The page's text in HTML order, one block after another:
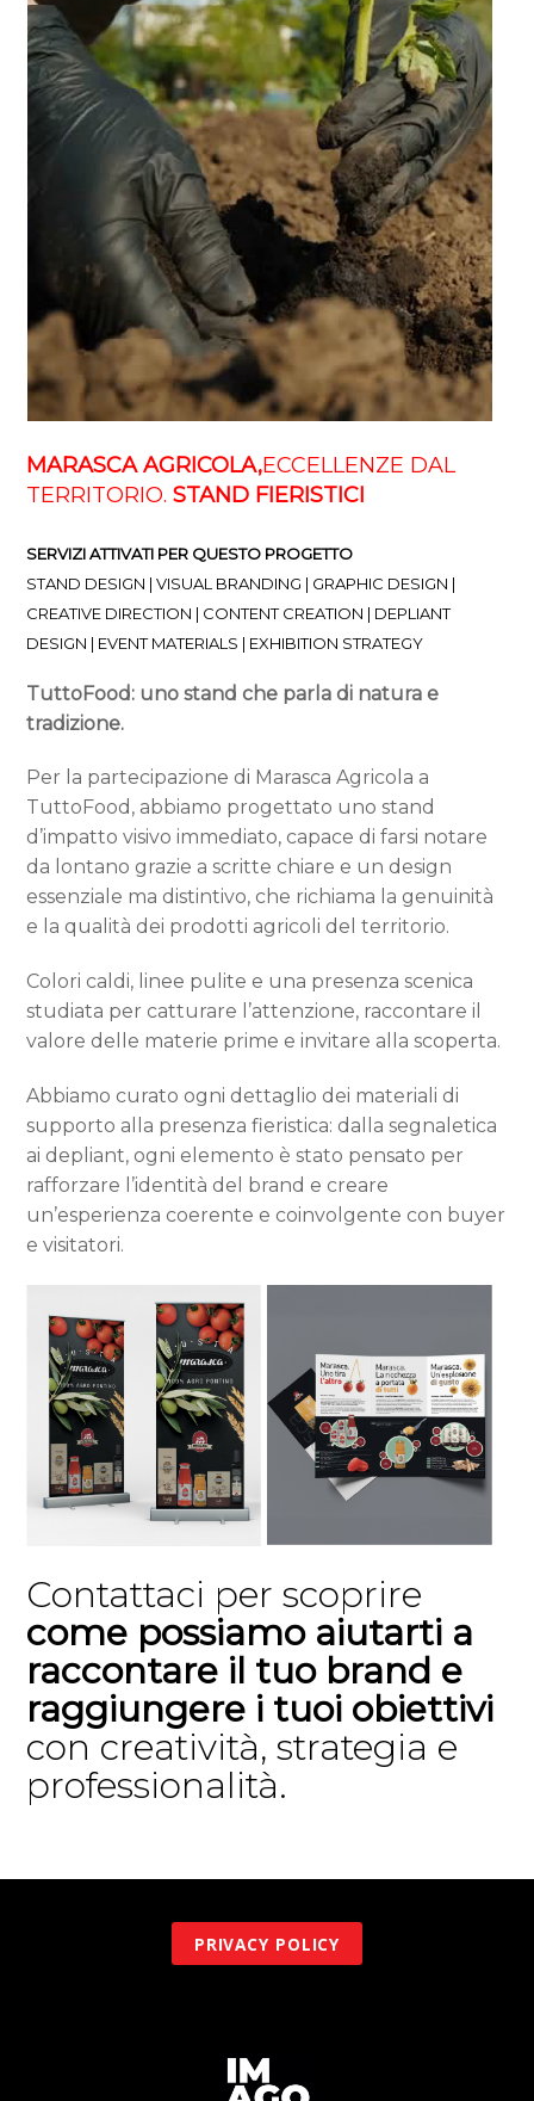
MARASCA AGRICOLA,ECCELLENZE DAL
TERRITORIO.STAND FIERISTICI
SERVIZI ATTIVATI PER QUESTO PROGETTO
STAND DESIGN | VISUAL BRANDING | GRAPHIC DESIGN |
CREATIVE DIRECTION | CONTENT CREATION | DEPLIANT
DESIGN | EVENT MATERIALS | EXHIBITION STRATEGY
TuttoFood: uno stand che parla di natura e
tradizione.
Per la partecipazione di Marasca Agricola a
TuttoFood, abbiamo progettato uno stand
d’impatto visivo immediato, capace di farsi notare
da lontano grazie a scritte chiare e un design
essenziale ma distintivo, che richiama la genuinità
e la qualità dei prodotti agricoli del territorio.
Colori caldi, linee pulite e una presenza scenica
studiata per catturare l’attenzione, raccontare il
valore delle materie prime e invitare alla scoperta.
Abbiamo curato ogni dettaglio dei materiali di
supporto alla presenza fieristica: dalla segnaletica
ai depliant, ogni elemento è stato pensato per
rafforzare l’identità del brand e creare
un’esperienza coerente e coinvolgente con buyer
e visitatori.
Contattaci per scoprire
come possiamo aiutarti a
raccontare il tuo brand e
raggiungere i tuoi obiettivi
con creatività, strategia e
professionalità.
PRIVACY POLICY